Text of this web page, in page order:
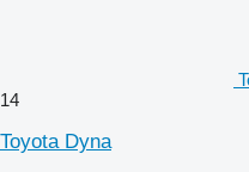
14
Toyota Dyna